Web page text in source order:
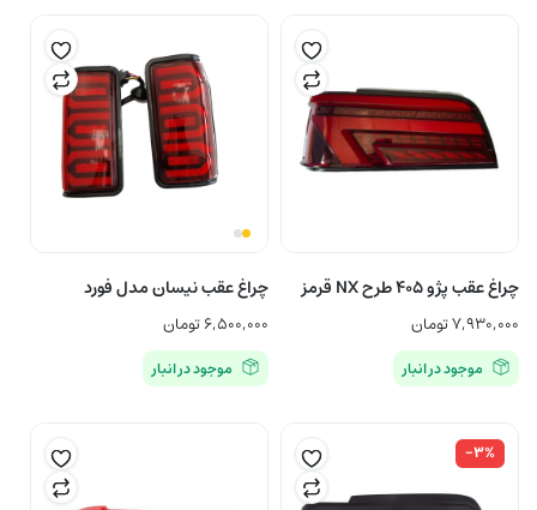
چراغ عقب پژو ۴۰۵ طرح NX قرمز
۷,۹۳۰,۰۰۰تومان
موجود در انبار
چراغ عقب نیسان مدل فورد
۶,۵۰۰,۰۰۰تومان
موجود در انبار
-۳%